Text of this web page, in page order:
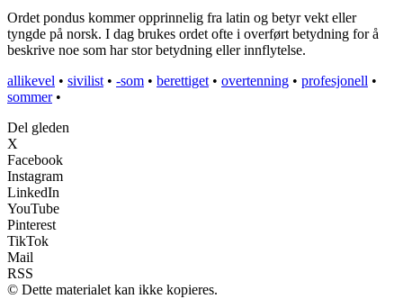
Ordet pondus kommer opprinnelig fra latin og betyr vekt eller
tyngde på norsk. I dag brukes ordet ofte i overført betydning for å
beskrive noe som har stor betydning eller innflytelse.
allikevel • sivilist • -som • berettiget • overtenning • profesjonell •
sommer•
Del gleden
X
Facebook
Instagram
LinkedIn
YouTube
Pinterest
TikTok
Mail
RSS
© Dette materialet kan ikke kopieres.